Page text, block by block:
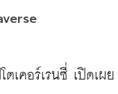
เคอร์เรนซี่ เปิดเผย